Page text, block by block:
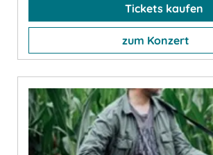
Tickets kaufen
zum Konzert